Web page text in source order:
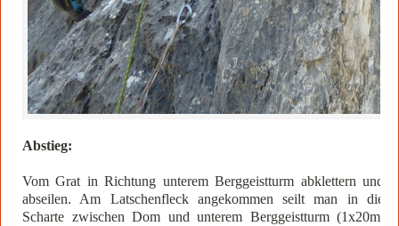
Abstieg:
Vom Grat in Richtung unterem Berggeistturm abklettern und
abseilen. Am Latschenfleck angekommen seilt man in die
Scharte zwischen Dom und unterem Berggeistturm (1x20m,